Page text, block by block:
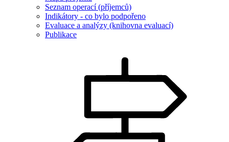
Seznam operací (příjemců)
Indikátory - co bylo podpořeno
Evaluace a analýzy (knihovna evaluací)
Publikace